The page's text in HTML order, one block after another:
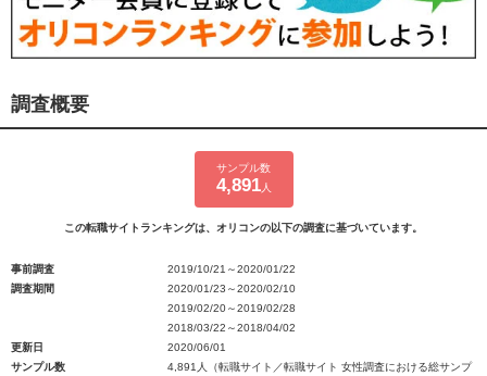
調査概要
サンプル数
4,891人
この転職サイトランキングは、オリコンの以下の調査に基づいています。
事前調査
2019/10/21～2020/01/22
調査期間
2020/01/23～2020/02/10
2019/02/20～2019/02/28
2018/03/22～2018/04/02
更新日
2020/06/01
サンプル数
4,891人（転職サイト／転職サイト 女性調査における総サンプ